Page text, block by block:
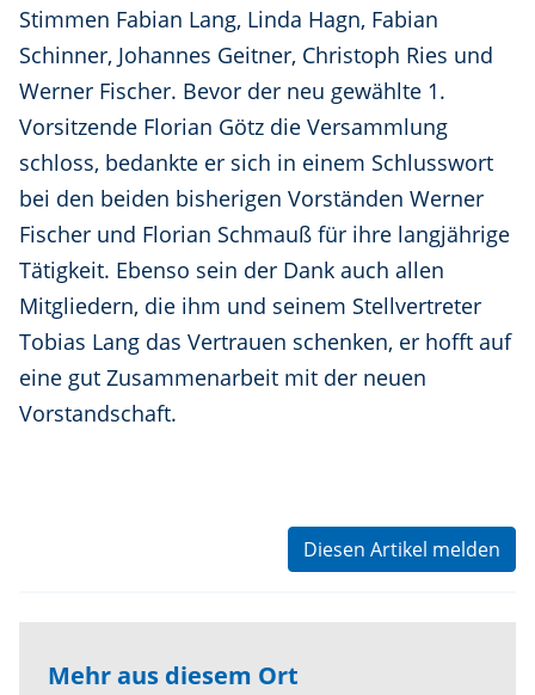
Stimmen Fabian Lang, Linda Hagn, Fabian
Schinner, Johannes Geitner, Christoph Ries und
Werner Fischer. Bevor der neu gewählte 1.
Vorsitzende Florian Götz die Versammlung
schloss, bedankte er sich in einem Schlusswort
bei den beiden bisherigen Vorständen Werner
Fischer und Florian Schmauß für ihre langjährige
Tätigkeit. Ebenso sein der Dank auch allen
Mitgliedern, die ihm und seinem Stellvertreter
Tobias Lang das Vertrauen schenken, er hofft auf
eine gut Zusammenarbeit mit der neuen
Vorstandschaft.
Diesen Artikel melden
Mehr aus diesem Ort